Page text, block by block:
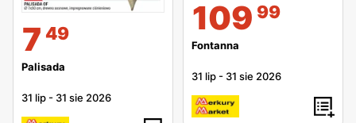
7 49
Palisada
31 lip - 31 sie 2026
109 99
Fontanna
31 lip - 31 sie 2026